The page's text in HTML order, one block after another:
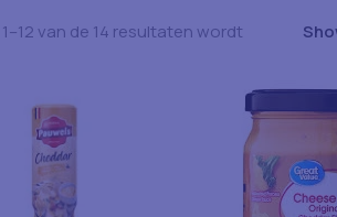
van de 14 resultaten wordt